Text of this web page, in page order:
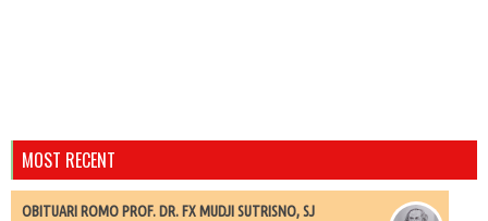
MOST RECENT
OBITUARI ROMO PROF. DR. FX MUDJI SUTRISNO, SJ